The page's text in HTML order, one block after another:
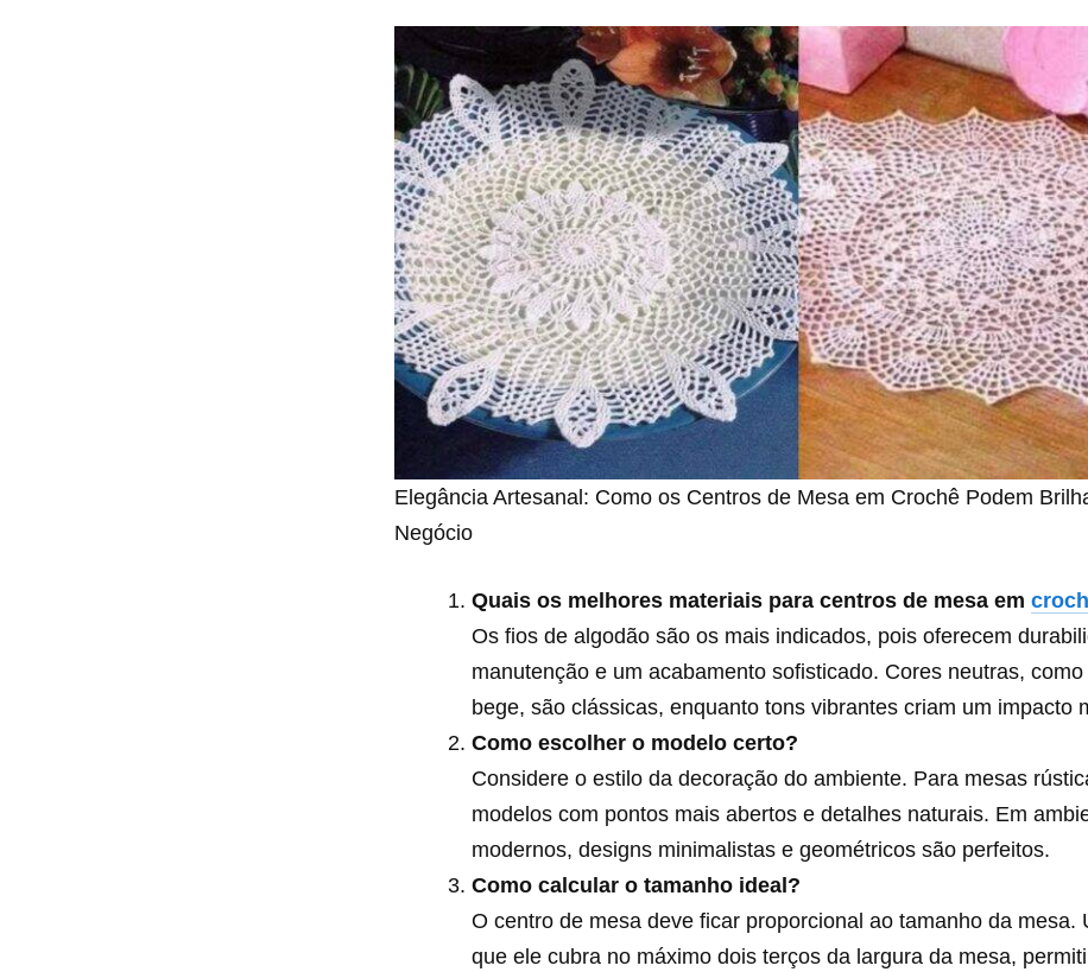
Elegância Artesanal: Como os Centros de Mesa em Crochê Podem
Negócio
Quais os melhores materiais para centros de mesa em
Os fios de algodão são os mais indicados, pois oferecem
manutenção e um acabamento sofisticado. Cores neutras,
bege, são clássicas, enquanto tons vibrantes criam um impacto
Como escolher o modelo certo?
Considere o estilo da decoração do ambiente. Para mesas
modelos com pontos mais abertos e detalhes naturais. Em
modernos, designs minimalistas e geométricos são perfeitos.
Como calcular o tamanho ideal?
O centro de mesa deve ficar proporcional ao tamanho da mesa.
que ele cubra no máximo dois terços da largura da mesa,